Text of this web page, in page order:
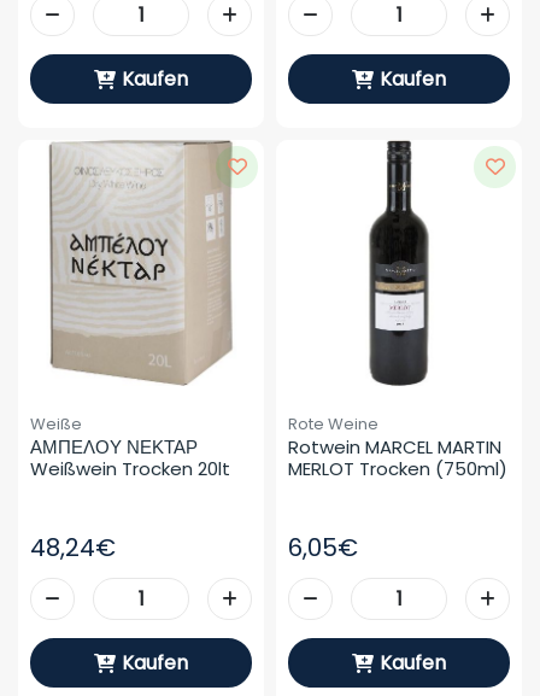
Kaufen Kaufen
Weiße
ΑΜΠΕΛΟΥ ΝΕΚΤΑΡ
Weißwein Trocken 20lt
48,24€
Kaufen
Rote Weine
Rotwein MARCEL MARTIN
MERLOT Trocken (750ml)
6,05€
Kaufen